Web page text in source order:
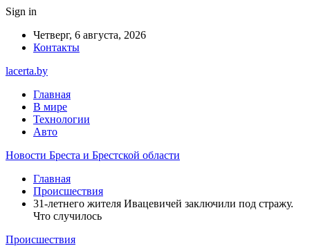
Sign in
Четверг, 6 августа, 2026
Контакты
lacerta.by
Главная
В мире
Технологии
Авто
Новости Бреста и Брестской области
Главная
Происшествия
31-летнего жителя Ивацевичей заключили под стражу.
Что случилось
Происшествия